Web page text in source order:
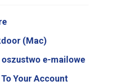
(Mac)
e-mailowe
Your Account